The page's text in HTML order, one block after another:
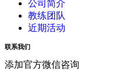
公司简介
教练团队
近期活动
联系我们
添加官方微信咨询